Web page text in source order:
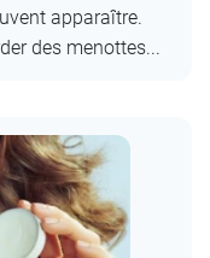
apparaître.
des menottes...